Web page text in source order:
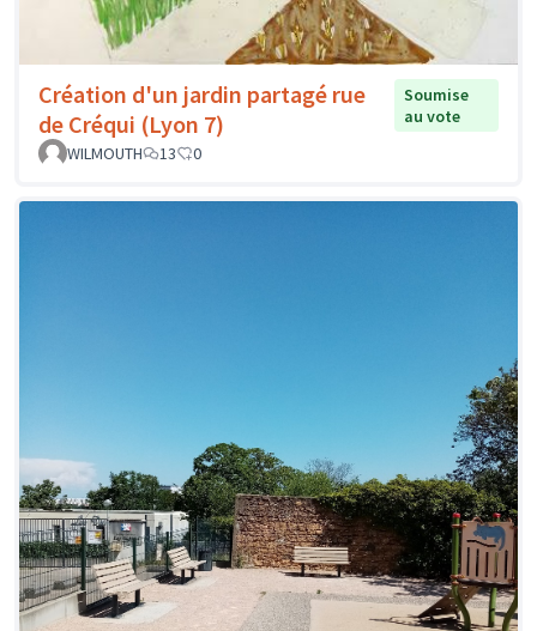
Création d'un jardin partagé rue
de Créqui (Lyon 7)
Soumise
au vote
WILMOUTH
13 0